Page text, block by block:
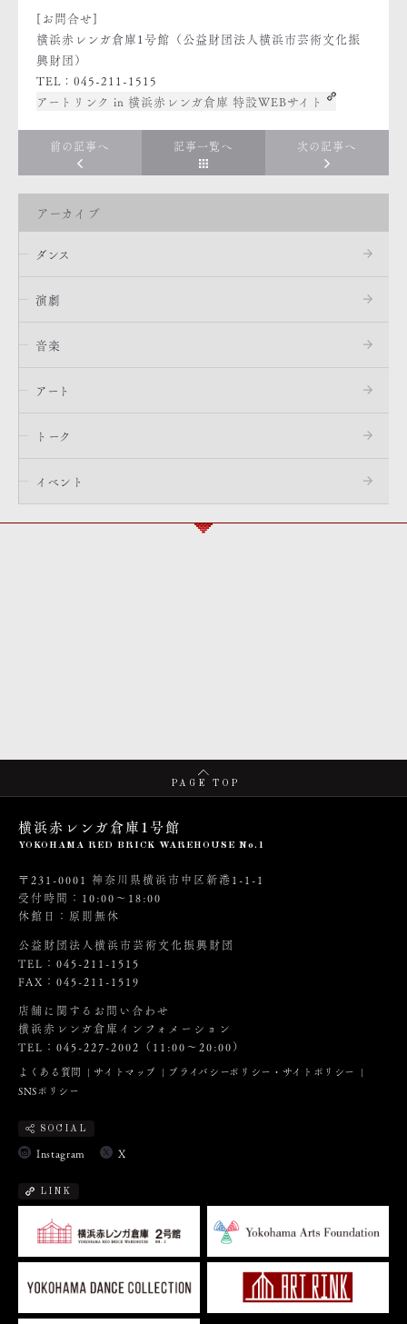
[お問合せ]
横浜赤レンガ倉庫1号館（公益財団法人横浜市芸術文化振
興財団）
TEL：045-211-1515
アートリンク in 横浜赤レンガ倉庫 特設WEBサイト
前の記事へ 記事一覧へ 次の記事へ
アーカイブ
ダンス
演劇
音楽
アート
トーク
イベント
PAGE TOP
横浜赤レンガ倉庫1号館
YOKOHAMA RED BRICK WAREHOUSE No.1
〒231-0001 神奈川県横浜市中区新港1-1-1
受付時間：10:00～18:00
休館日：原則無休
公益財団法人横浜市芸術文化振興財団
TEL：045-211-1515
FAX：045-211-1519
店舗に関するお問い合わせ
横浜赤レンガ倉庫インフォメーション
TEL：045-227-2002（11:00～20:00）
よくある質問 サイトマップ
プライバシーポリシー・サイトポリシー
SNSポリシー
SOCIAL
Instagram X
LINK